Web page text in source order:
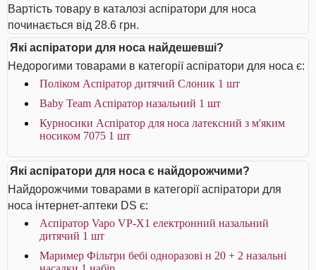
Вартість товару в каталозі аспіратори для носа
починається від 28.6 грн.
Які аспіратори для носа найдешевші?
Недорогими товарами в категорії аспіратори для носа є:
Поліком Аспіратор дитячий Слоник 1 шт
Baby Team Аспіратор назальний 1 шт
Курносики Аспіратор для носа латексний з м'яким
носиком 7075 1 шт
Які аспіратори для носа є найдорожчими?
Найдорожчими товарами в категорії аспіратори для
носа інтернет-аптеки DS є:
Аспіратор Vapo VP-X1 електронний назальний
дитячий 1 шт
Маример Фільтри бебі одноразові н 20 + 2 назальні